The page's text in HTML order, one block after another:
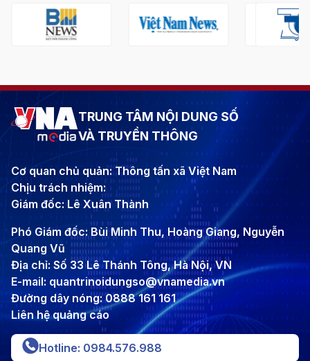
TRUNG TÂM NỘI DUNG SỐ
VÀ TRUYỀN THÔNG
Cơ quan chủ quản: Thông tấn xã Việt Nam
Chịu trách nhiệm:
Giám đốc: Lê Xuân Thành
Phó Giám đốc: Bùi Minh Thu, Hoàng Giang, Nguyễn
Quang Vũ
Địa chỉ: Số 33 Lê Thánh Tông, Hà Nội, VN
E-mail: quantrinoidungso@vnamedia.vn
Đường dây nóng: 0888 161 161
Liên hệ quảng cáo
Hotline: 0984.576.988